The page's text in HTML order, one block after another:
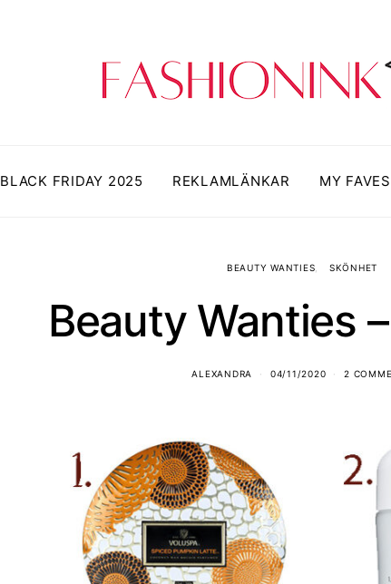
BLACK FRIDAY 2025 REKLAMLÄNKAR MY FAVES
BEAUTY WANTIES SKÖNHET
Beauty Wanties
ALEXANDRA 04/11/2020 2